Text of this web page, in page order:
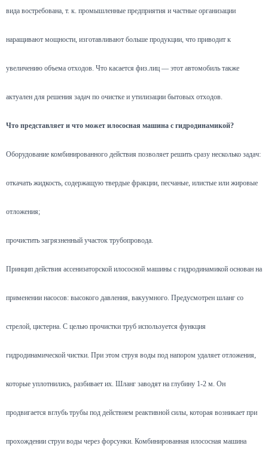
вида востребована, т. к. промышленные предприятия и частные организации
наращивают мощности, изготавливают больше продукции, что приводит к
увеличению объема отходов. Что касается физ.лиц — этот автомобиль также
актуален для решения задач по очистке и утилизации бытовых отходов.
Что представляет и что может илососная машина с гидродинамикой?
Оборудование комбинированного действия позволяет решить сразу несколько задач:
откачать жидкость, содержащую твердые фракции, песчаные, илистые или жировые
отложения;
прочистить загрязненный участок трубопровода.
Принцип действия ассенизаторской илососной машины с гидродинамикой основан на
применении насосов: высокого давления, вакуумного. Предусмотрен шланг со
стрелой, цистерна. С целью прочистки труб используется функция
гидродинамической чистки. При этом струя воды под напором удаляет отложения,
которые уплотнились, разбивает их. Шланг заводят на глубину 1-2 м. Он
продвигается вглубь трубы под действием реактивной силы, которая возникает при
прохождении струи воды через форсунки. Комбинированная илососная машина